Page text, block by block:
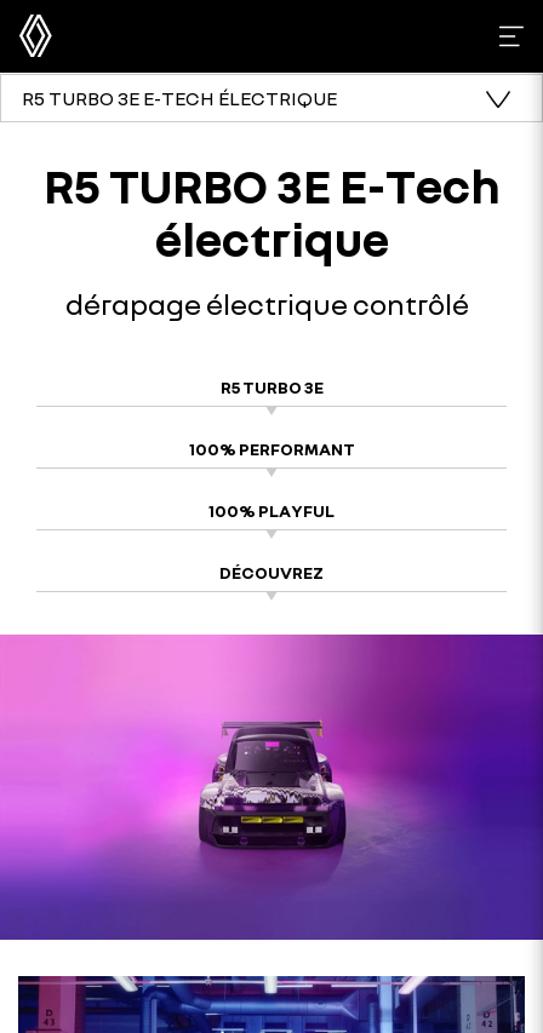
R5 TURBO 3E E-TECH ÉLECTRIQUE
R5 TURBO 3E E-Tech
électrique
dérapage électrique contrôlé
R5 TURBO 3E
100% PERFORMANT
100% PLAYFUL
DÉCOUVREZ